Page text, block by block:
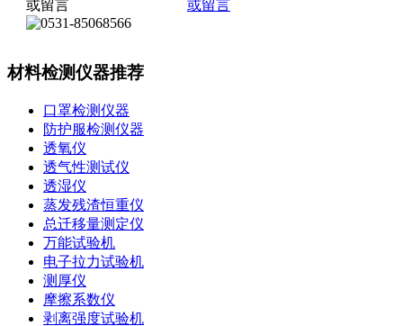
材料检测仪器推荐
口罩检测仪器
防护服检测仪器
透氧仪
透气性测试仪
透湿仪
蒸发残渣恒重仪
总迁移量测定仪
万能试验机
电子拉力试验机
测厚仪
摩擦系数仪
剥离强度试验机